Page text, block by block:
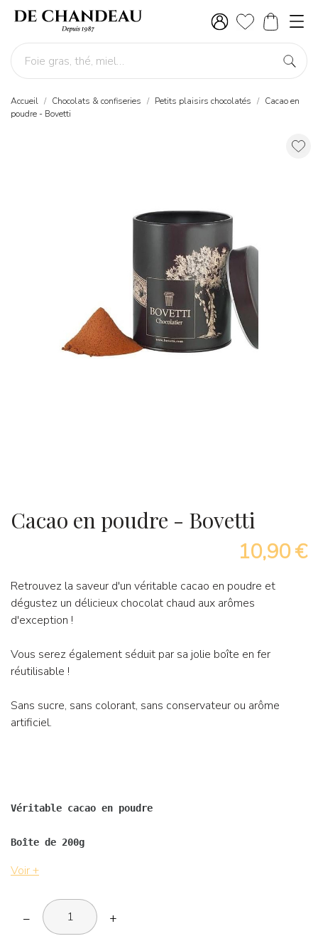
Accueil Chocolats & confiseries Petits plaisirs chocolatés
Cacao en
poudre - Bovetti
Cacao en poudre - Bovetti
10,90 €
Retrouvez la saveur d'un véritable cacao en poudre et
dégustez un délicieux chocolat chaud aux arômes
d'exception !
Vous serez également séduit par sa jolie boîte en fer
réutilisable !
Sans sucre, sans colorant, sans conservateur ou arôme
artificiel.
Véritable cacao en poudre
Boîte de 200g
Voir +
– +